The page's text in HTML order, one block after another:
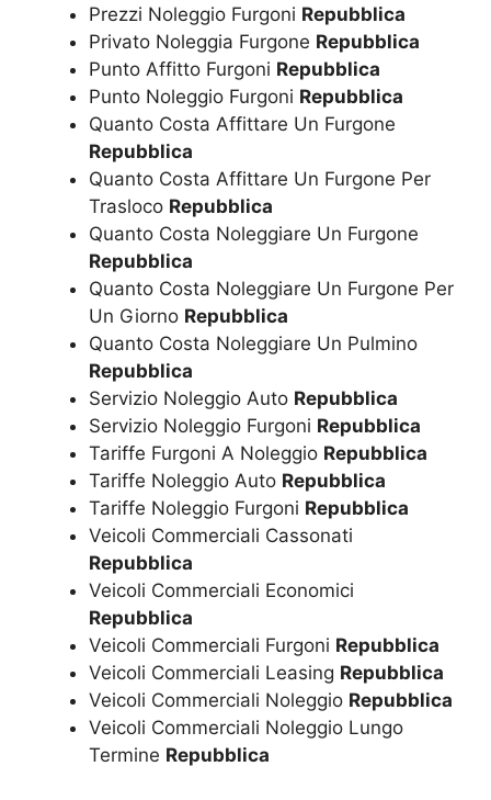
Prezzi Noleggio Furgoni Repubblica
Privato Noleggia Furgone Repubblica
Punto Affitto Furgoni Repubblica
Punto Noleggio Furgoni Repubblica
Quanto Costa Affittare Un Furgone
Repubblica
Quanto Costa Affittare Un Furgone Per
Trasloco Repubblica
Quanto Costa Noleggiare Un Furgone
Repubblica
Quanto Costa Noleggiare Un Furgone Per
Un Giorno Repubblica
Quanto Costa Noleggiare Un Pulmino
Repubblica
Servizio Noleggio Auto Repubblica
Servizio Noleggio Furgoni Repubblica
Tariffe Furgoni A Noleggio Repubblica
Tariffe Noleggio Auto Repubblica
Tariffe Noleggio Furgoni Repubblica
Veicoli Commerciali Cassonati
Repubblica
Veicoli Commerciali Economici
Repubblica
Veicoli Commerciali Furgoni Repubblica
Veicoli Commerciali Leasing Repubblica
Veicoli Commerciali Noleggio Repubblica
Veicoli Commerciali Noleggio Lungo
Termine Repubblica